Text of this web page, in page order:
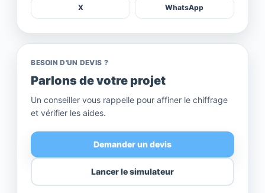
X WhatsApp
BESOIN D'UN DEVIS ?
Parlons de votre projet
Un conseiller vous rappelle pour affiner le chiffrage
et vérifier les aides.
Demander un devis
Lancer le simulateur